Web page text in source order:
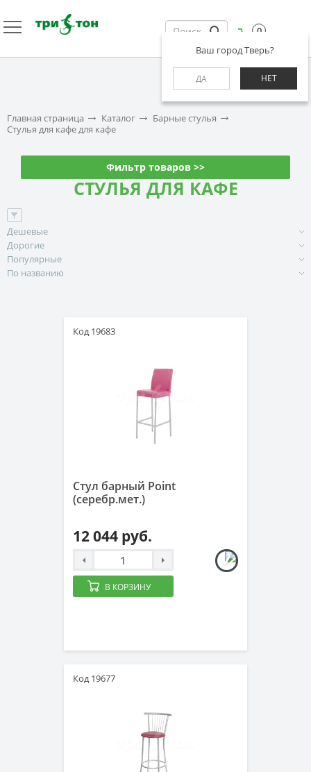
Ваш город Тверь?
ДА НЕТ
0
Главная страница Каталог
Барные стулья
Стулья для кафе для кафе
Фильтр товаров >>
СТУЛЬЯ ДЛЯ КАФЕ
Дешевые
Дорогие
Популярные
По названию
Код 19683
Стул барный Point
(серебр.мет.)
12 044 руб.
В КОРЗИНУ
Код 19677